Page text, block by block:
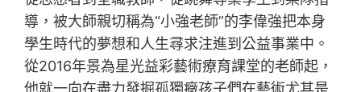
導，被大師親切稱為“小強老師”的李偉強把本身
學生時代的夢想和人生尋求注進到公益事業中。
從2016年景為星光益彩藝術療育課堂的老師起，